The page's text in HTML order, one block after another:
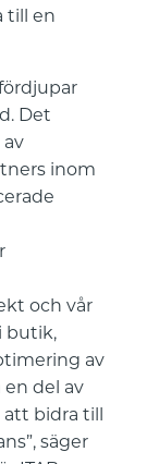
till en
Det
av
inom
och vår
butik,
av
del av
bidra till
säger